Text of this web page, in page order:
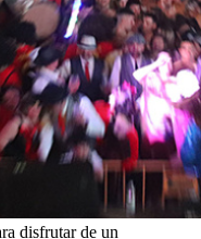
disfrutar de un